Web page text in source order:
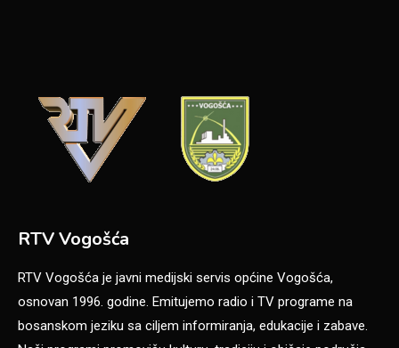
RTV Vogošća
RTV Vogošća je javni medijski servis općine Vogošća,
osnovan 1996. godine. Emitujemo radio i TV programe na
bosanskom jeziku sa ciljem informiranja, edukacije i zabave.